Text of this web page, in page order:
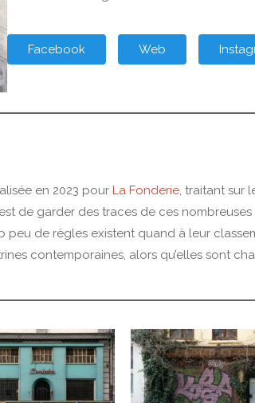
Facebook Web
en 2023 pour La Fonderie, traitant sur
de garder des traces de ces nombreuses
peu de règles existent quand à leur
contemporaines, alors qu’elles sont